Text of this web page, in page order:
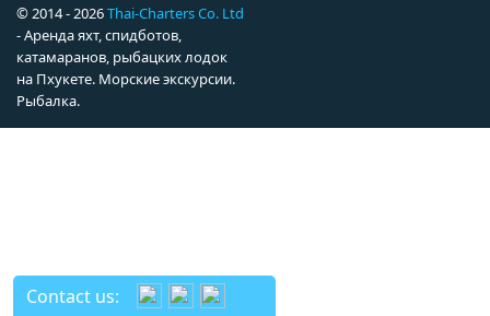
© 2014 - 2026Thai-Charters Co. Ltd
- Аренда яхт, спидботов,
катамаранов, рыбацких лодок
на Пхукете. Морские экскурсии.
Рыбалка.
Contact us: